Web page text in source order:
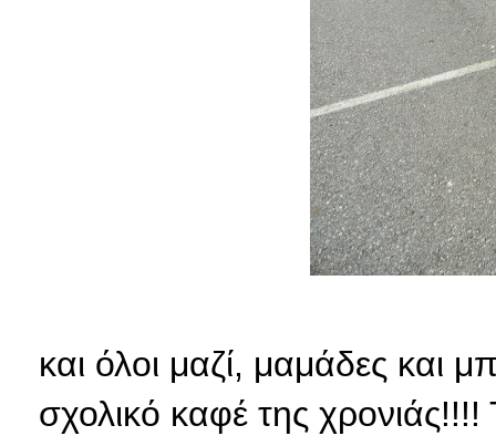
και όλοι μαζί, μαμάδες και
σχολικό καφέ της